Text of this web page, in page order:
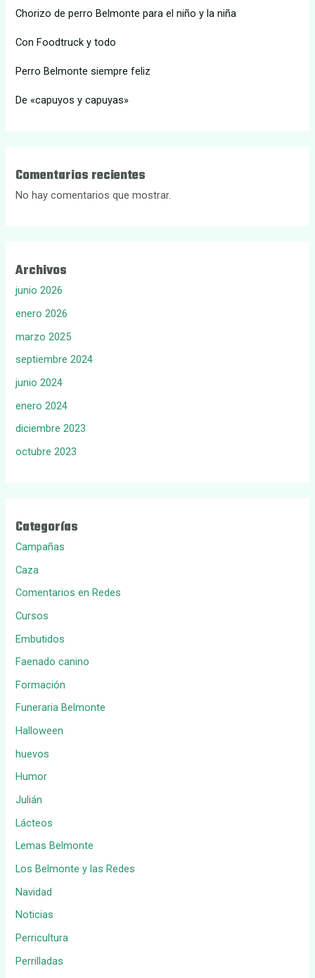
Chorizo de perro Belmonte para el niño y la niña
Con Foodtruck y todo
Perro Belmonte siempre feliz
De «capuyos y capuyas»
Comentarios recientes
No hay comentarios que mostrar.
Archivos
junio 2026
enero 2026
marzo 2025
septiembre 2024
junio 2024
enero 2024
diciembre 2023
octubre 2023
Categorías
Campañas
Caza
Comentarios en Redes
Cursos
Embutidos
Faenado canino
Formación
Funeraria Belmonte
Halloween
huevos
Humor
Julián
Lácteos
Lemas Belmonte
Los Belmonte y las Redes
Navidad
Noticias
Perricultura
Perrilladas